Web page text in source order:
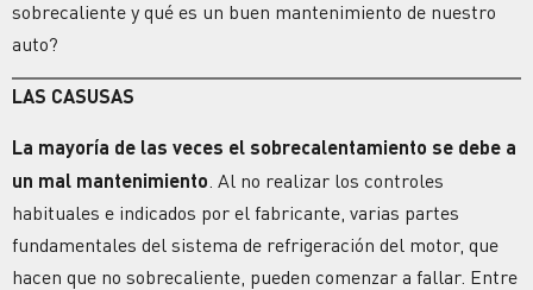
sobrecaliente y qué es un buen mantenimiento de nuestro
auto?
LAS CASUSAS
La mayoría de las veces el sobrecalentamiento se debe a
un mal mantenimiento . Al no realizar los controles
habituales e indicados por el fabricante, varias partes
fundamentales del sistema de refrigeración del motor, que
hacen que no sobrecaliente, pueden comenzar a fallar. Entre